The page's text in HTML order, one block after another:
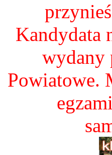
Kandydata
wydany
Powiatowe.